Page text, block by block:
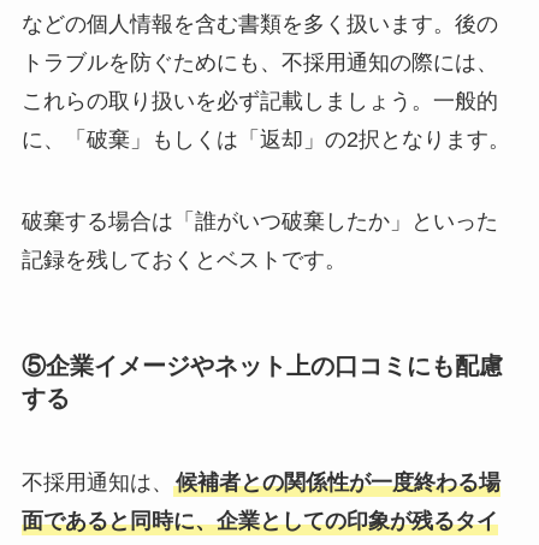
などの個人情報を含む書類を多く扱います。後の
トラブルを防ぐためにも、不採用通知の際には、
これらの取り扱いを必ず記載しましょう。一般的
に、「破棄」もしくは「返却」の2択となります。
破棄する場合は「誰がいつ破棄したか」といった
記録を残しておくとベストです。
⑤企業イメージやネット上の口コミにも配慮
する
不採用通知は、 候補者との関係性が一度終わる場
面であると同時に、企業としての印象が残るタイ